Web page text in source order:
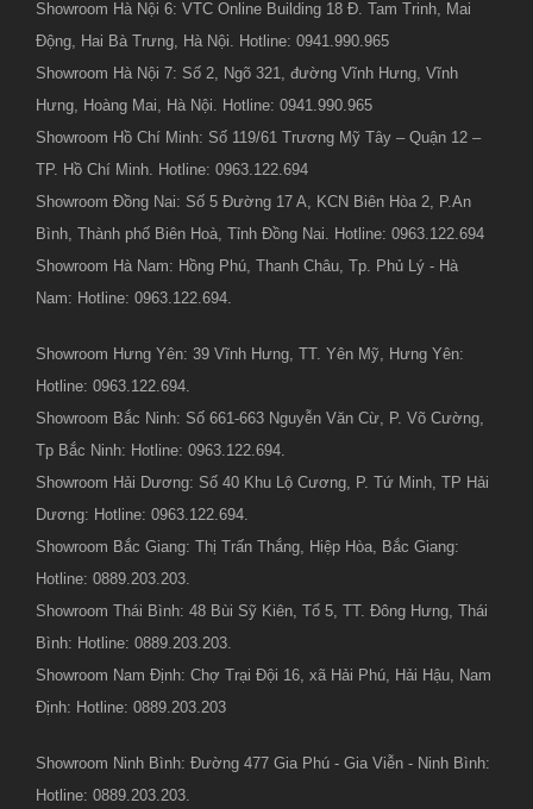
Showroom Hà Nội 6: VTC Online Building 18 Đ. Tam Trinh, Mai
Động, Hai Bà Trưng, Hà Nội. Hotline: 0941.990.965
Showroom Hà Nội 7: Số 2, Ngõ 321, đường Vĩnh Hưng, Vĩnh
Hưng, Hoàng Mai, Hà Nội. Hotline: 0941.990.965
Showroom Hồ Chí Minh: Số 119/61 Trương Mỹ Tây – Quận 12 –
TP. Hồ Chí Minh. Hotline: 0963.122.694
Showroom Đồng Nai: Số 5 Đường 17 A, KCN Biên Hòa 2, P.An
Bình, Thành phố Biên Hoà, Tỉnh Đồng Nai. Hotline: 0963.122.694
Showroom Hà Nam: Hồng Phú, Thanh Châu, Tp. Phủ Lý - Hà
Nam: Hotline: 0963.122.694.
Showroom Hưng Yên: 39 Vĩnh Hưng, TT. Yên Mỹ, Hưng Yên:
Hotline: 0963.122.694.
Showroom Bắc Ninh: Số 661-663 Nguyễn Văn Cừ, P. Võ Cường,
Tp Bắc Ninh: Hotline: 0963.122.694.
Showroom Hải Dương: Số 40 Khu Lộ Cương, P. Tứ Minh, TP Hải
Dương: Hotline: 0963.122.694.
Showroom Bắc Giang: Thị Trấn Thắng, Hiệp Hòa, Bắc Giang:
Hotline: 0889.203.203.
Showroom Thái Bình: 48 Bùi Sỹ Kiên, Tổ 5, TT. Đông Hưng, Thái
Bình: Hotline: 0889.203.203.
Showroom Nam Định: Chợ Trại Đội 16, xã Hải Phú, Hải Hậu, Nam
Định: Hotline: 0889.203.203
Showroom Ninh Bình: Đường 477 Gia Phú - Gia Viễn - Ninh Bình:
Hotline: 0889.203.203.